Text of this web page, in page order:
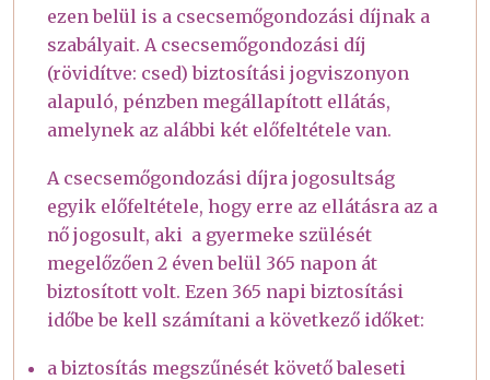
ezen belül is a csecsemőgondozási díjnak a
szabályait. A csecsemőgondozási díj
(rövidítve: csed) biztosítási jogviszonyon
alapuló, pénzben megállapított ellátás,
amelynek az alábbi két előfeltétele van.
A csecsemőgondozási díjra jogosultság
egyik előfeltétele, hogy erre az ellátásra az a
nő jogosult, aki a gyermeke szülését
megelőzően 2 éven belül 365 napon át
biztosított volt. Ezen 365 napi biztosítási
időbe be kell számítani a következő időket:
a biztosítás megszűnését követő baleseti